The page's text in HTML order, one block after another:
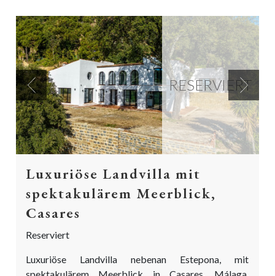
RESERVIERT
Previous Next
Luxuriöse Landvilla mit
spektakulärem Meerblick,
Casares
Reserviert
Luxuriöse Landvilla nebenan Estepona, mit